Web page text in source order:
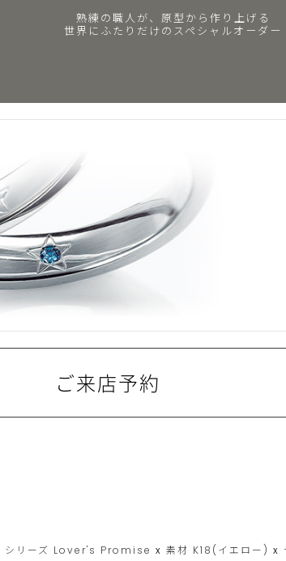
熟練の職人が、原型から作り上げる
世界にふたりだけのスペシャルオーダー
ご来店予約
シリーズ Lover's Promise x 素材 K18(イエロー) x